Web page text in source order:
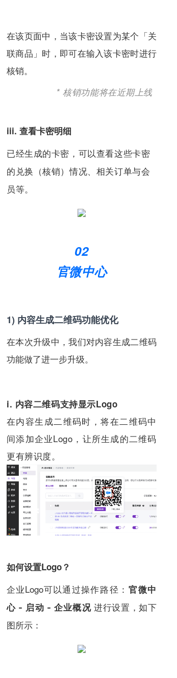
在该页面中，当该卡密设置为某个「关
联商品」时，即可在输入该卡密时进行
核销。
* 核销功能将在近期上线
iii. 查看卡密明细
已经生成的卡密，可以查看这些卡密
的兑换（核销）情况、相关订单与会
员等。
02
官微中心
1) 内容生成二维码功能优化
在本次升级中，我们对内容生成二维码
功能做了进一步升级。
i. 内容二维码支持显示Logo
在内容生成二维码时，将在二维码中
间添加企业Logo，让所生成的二维码
更有辨识度。
如何设置Logo？
企业Logo可以通过操作路径：官微中
心 - 启动 - 企业概况进行设置，如下
图所示：